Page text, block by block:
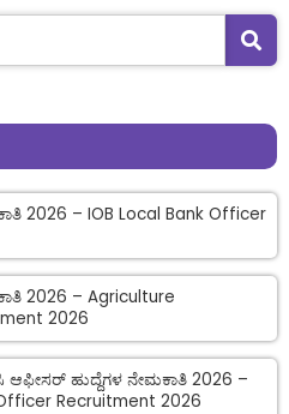
2026 – IOB Local Bank Officer
2026 – Agriculture
2026
ಹುದ್ದೆಗಳ ನೇಮಕಾತಿ 2026 –
Recruitment 2026